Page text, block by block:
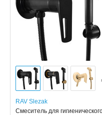
RAV Slezak
Смеситель для